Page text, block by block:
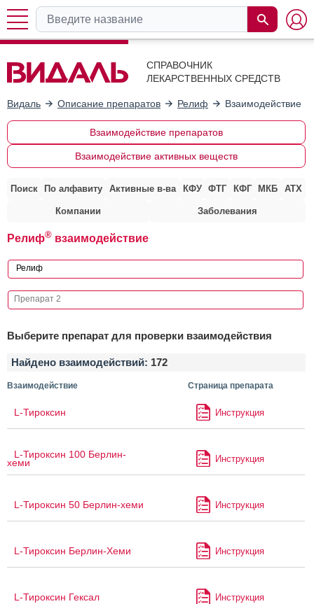
СПРАВОЧНИК
ЛЕКАРСТВЕННЫХ СРЕДСТВ
Видаль Описание препаратов Релиф Взаимодействие
Взаимодействие препаратов
Взаимодействие активных веществ
Поиск По алфавиту Активные в-ва КФУ ФТГ КФГ МКБ АТХ
Компании Заболевания
Релиф® взаимодействие
Выберите препарат для проверки взаимодействия
Найдено взаимодействий: 172
Взаимодействие Страница препарата
L-Тироксин Инструкция
L-Тироксин 100 Берлин-
хеми Инструкция
L-Тироксин 50 Берлин-хеми Инструкция
L-Тироксин Берлин-Хеми Инструкция
L-Тироксин Гексал Инструкция